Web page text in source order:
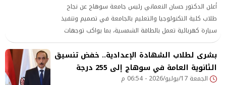
أعلن الدكتور حسان النعماني رئيس جامعة سوهاج عن نجاح
طلاب كلية التكنولوجيا والتعليم بالجامعة في تصميم وتنفيذ
سيارة كهربائية تعمل بالطاقة الشمسية، بما يواكب توجهات
الدولة نحو التحول
بشرى لطلاب الشهادة الإعدادية.. خفض تنسيق
الثانوية العامة في سوهاج إلى 255 درجة
الجمعة 17/يوليو/2026 - 06:54 م